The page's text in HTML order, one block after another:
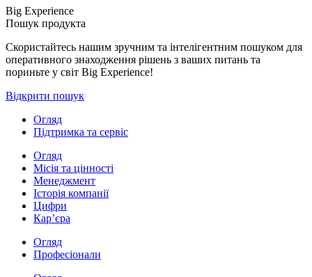
Big Experience
Пошук продукта
Скористайтесь нашим зручним та інтелігентним пошуком для
оперативного знаходження рішень з ваших питань та
пориньте у світ Big Experience!
Відкрити пошук
Огляд
Підтримка та сервіс
Огляд
Місія та цінності
Менеджмент
Історія компанії
Цифри
Кар’єра
Огляд
Професіонали